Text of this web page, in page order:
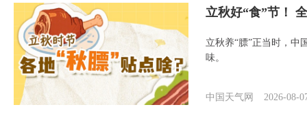
立秋好“食”节！
立秋养“膘”正当时，中
味。
中国天气网 2026-08-